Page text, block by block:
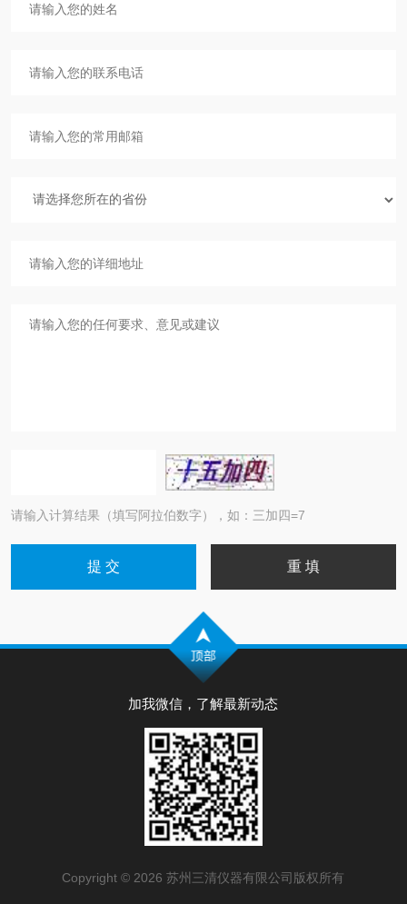
请输入计算结果（填写阿拉伯数字），如：三加四=7
加我微信，了解最新动态
Copyright © 2026 苏州三清仪器有限公司版权所有